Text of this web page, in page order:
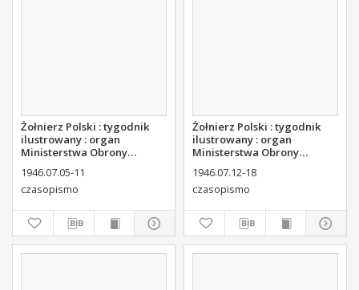
Żołnierz Polski : tygodnik
ilustrowany : organ
Ministerstwa Obrony
1946.07.05-11
czasopismo
Żołnierz Polski : tygodnik
ilustrowany : organ
Ministerstwa Obrony
1946.07.12-18
czasopismo